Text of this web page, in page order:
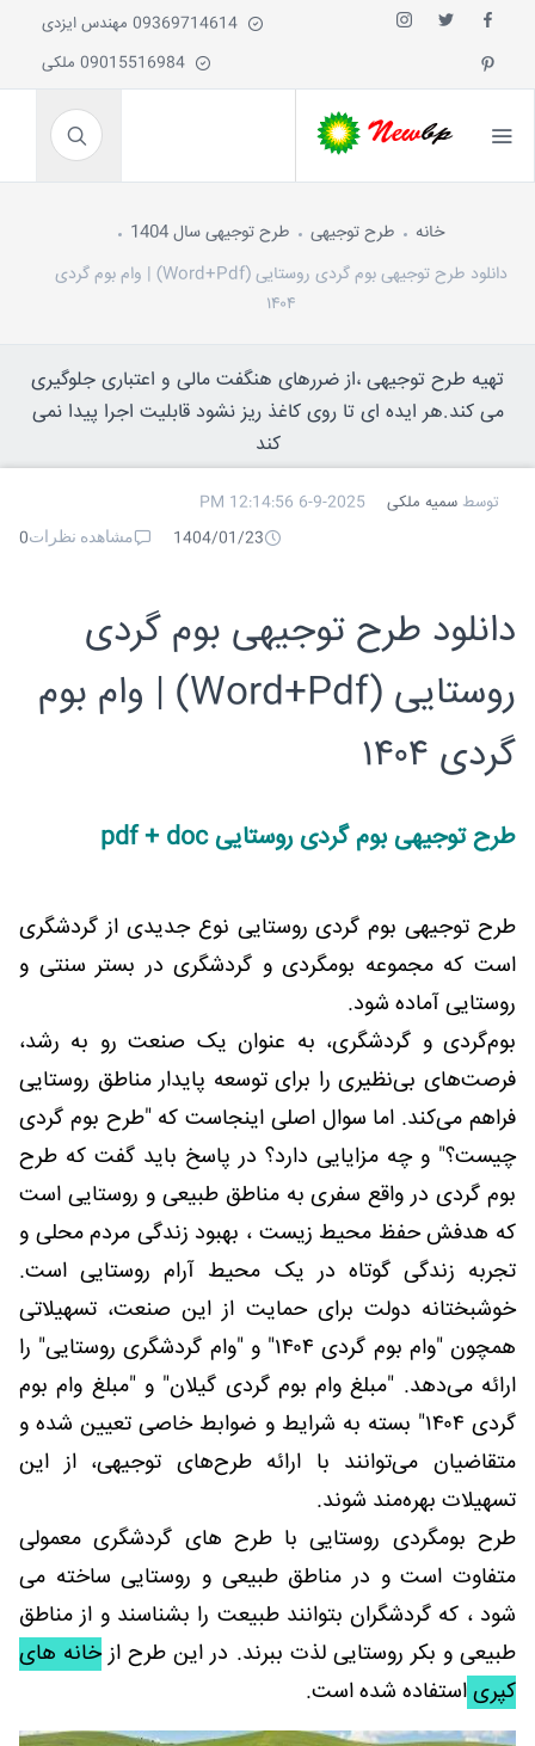
خانه طرح توجیهی
طرح توجیهی سال 1404
دانلود طرح توجیهی بوم گردی روستایی (Word+Pdf) | وام بوم گردی
۱۴۰۴
تهیه طرح توجیهی ،از ضررهای هنگفت مالی و اعتباری جلوگیری
می کند.هر ایده ای تا روی کاغذ ریز نشود قابلیت اجرا پیدا نمی
کند
توسط سمیه ملکی
6-9-2025 12:14:56 PM
1404/01/23
مشاهده نظرات0
دانلود طرح توجیهی بوم گردی
روستایی (Word+Pdf) | وام بوم
گردی ۱۴۰۴
طرح توجیهی بوم گردی روستایی pdf + doc
طرح توجیهی بوم گردی روستایی نوع جدیدی از گردشگری
است که مجموعه بومگردی و گردشگری در بستر سنتی و
روستایی آماده شود.
بوم‌گردی و گردشگری، به عنوان یک صنعت رو به رشد،
فرصت‌های بی‌نظیری را برای توسعه پایدار مناطق روستایی
فراهم می‌کند. اما سوال اصلی اینجاست که "طرح بوم گردی
چیست؟" و چه مزایایی دارد؟ در پاسخ باید گفت که طرح
بوم گردی در واقع سفری به مناطق طبیعی و روستایی است
که هدفش حفظ محیط زیست ، بهبود زندگی مردم محلی و
تجربه زندگی گوتاه در یک محیط آرام روستایی است.
خوشبختانه دولت برای حمایت از این صنعت، تسهیلاتی
همچون "وام بوم گردی ۱۴۰۴" و "وام گردشگری روستایی" را
ارائه می‌دهد. "مبلغ وام بوم گردی گیلان" و "مبلغ وام بوم
گردی ۱۴۰۴" بسته به شرایط و ضوابط خاصی تعیین شده و
متقاضیان می‌توانند با ارائه طرح‌های توجیهی، از این
تسهیلات بهره‌مند شوند.
طرح بومگردی روستایی با طرح های گردشگری معمولی
متفاوت است و در مناطق طبیعی و روستایی ساخته می
شود ، که گردشگران بتوانند طبیعت را بشناسند و از مناطق
طبیعی و بکر روستایی لذت ببرند. در این طرح ازخانه های
کپریاستفاده شده است.